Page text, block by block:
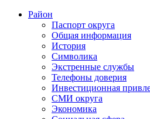
Район
Паспорт округа
Общая информация
История
Символика
Экстренные службы
Телефоны доверия
Инвестиционная
СМИ округа
Экономика